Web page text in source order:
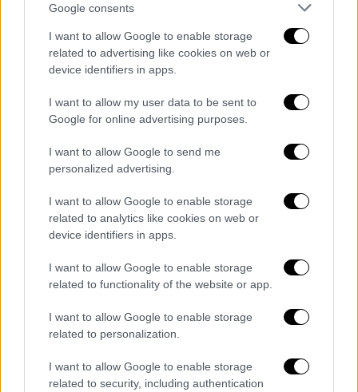
Google consents
I want to allow Google to enable storage
related to advertising like cookies on web or
device identifiers in apps.
I want to allow my user data to be sent to
Google for online advertising purposes.
I want to allow Google to send me
personalized advertising.
I want to allow Google to enable storage
related to analytics like cookies on web or
device identifiers in apps.
I want to allow Google to enable storage
related to functionality of the website or app.
I want to allow Google to enable storage
related to personalization.
I want to allow Google to enable storage
related to security, including authentication
Στο νοσοκομείο ένας άνδρας και ένα
μωρό
εστιατόριο, όπου βρίσκονταιδιαμερίσματα
Συνολικά εκεί διαμένουν επτά άτομα.
Έναςάνδραςμεταφέρθηκε με
αναπνευστικά
μωράκιδιακομίστηκε στο «Παίδων» για